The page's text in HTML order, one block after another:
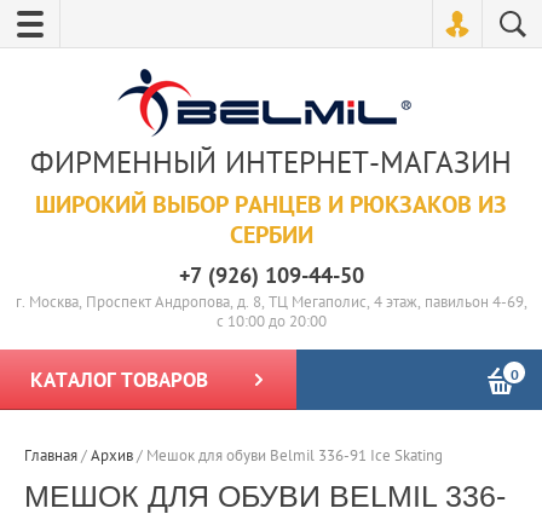
ФИРМЕННЫЙ ИНТЕРНЕТ-МАГАЗИН
ШИРОКИЙ ВЫБОР РАНЦЕВ И РЮКЗАКОВ ИЗ
СЕРБИИ
+7 (926) 109-44-50
г. Москва, Проспект Андропова, д. 8, ТЦ Мегаполис, 4 этаж, павильон 4-69,
с 10:00 до 20:00
КАТАЛОГ ТОВАРОВ 0
Главная/Архив/ Мешок для обуви Belmil 336-91 Ice Skating
МЕШОК ДЛЯ ОБУВИ BELMIL 336-